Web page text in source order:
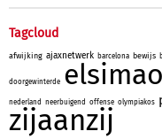
Tagcloud
afwijking ajaxnetwerk barcelona bewijs
doorgewinterde elsimao
nederland neerbuigend offense olympiakos
zijaanzij